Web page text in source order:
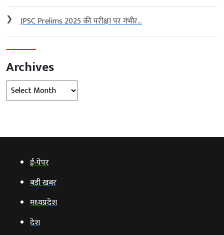
❯ JPSC Prelims 2025 की परीक्षा पर गंभीर...
Archives
Archives
ई‑पेपर
बड़ी खबर
मध्‍यप्रदेश
देश